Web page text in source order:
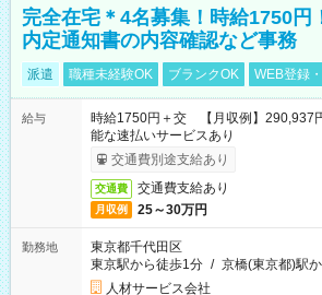
完全在宅＊4名募集！時給1750円
内定通知書の内容確認など事務
派遣 職種未経験OK ブランクOK WEB登録
給与
時給1750円＋交 【月収例】290,937
能な速払いサービスあり
交通費別途支給あり
交通費 交通費支給あり
月収例 25～30万円
勤務地
東京都千代田区
東京駅から徒歩1分 / 京橋(東京都)駅
人材サービス会社